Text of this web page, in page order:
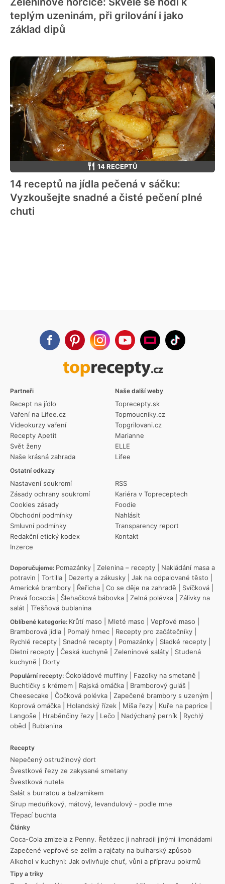
teplým uzeninám, při grilování i jako
základ dipů
14 RECEPTŮ
14 receptů na jídla pečená v sáčku:
Vyzkoušejte snadné a čisté pečení plné
chuti
Partneři
Recept na jídlo
Vaření na Lifee.cz
Videokurzy vaření
Recepty Apetit
Svět ženy
Naše krásná zahrada
Ostatní odkazy
Nastavení soukromí
Zásady ochrany soukromí
Cookies zásady
Obchodní podmínky
Smluvní podmínky
Redakční etický kodex
Inzerce
RSS
Kariéra v Topreceptech
Foodie
Nahlásit
Transparency report
Kontakt
Naše další weby
Toprecepty.sk
Topmoucniky.cz
Topgrilovani.cz
Marianne
ELLE
Lifee
Doporučujeme: Pomazánky Zelenina – recepty
Nakládání masa a
potravin
Tortilla Dezerty a zákusky Jak na odpalované těsto
Americké brambory
Řeřicha Co se děje na zahradě Svíčková
Pravá focaccia
Šlehačková bábovka Zelná polévka
Zálivky na
salát
Třešňová bublanina
Oblíbené kategorie: Krůtí maso Mleté maso Vepřové maso
Bramborová jídla
Pomalý hrnec Recepty pro začátečníky
Rychlé recepty
Snadné recepty Pomazánky Sladké recepty
Dietní recepty
Česká kuchyně Zeleninové saláty
Studená
kuchyně
Dorty
Populární recepty: Čokoládové muffiny Fazolky na smetaně
Buchtičky s krémem
Rajská omáčka Bramborový guláš
Cheesecake
Čočková polévka Zapečené brambory s uzeným
Koprová omáčka
Holandský řízek Míša řezy Kuře na paprice
Langoše
Hraběnčiny řezy Lečo Nadýchaný perník
Rychlý
oběd
Bublanina
Recepty
Nepečený ostružinový dort
Švestkové řezy ze zakysané smetany
Švestková nutela
Salát s burratou a balzamikem
Sirup meduňkový, mátový, levandulový - podle mne
Třepací buchta
Články
Coca-Cola zmizela z Penny. Řetězec ji nahradil jinými limonádami
Zapečené vepřové se zelím a rajčaty na bulharský způsob
Alkohol v kuchyni: Jak ovlivňuje chuť, vůni a přípravu pokrmů
Tipy a triky